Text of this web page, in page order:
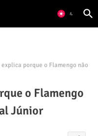
porque o Flamengo não
o Flamengo
Júnior